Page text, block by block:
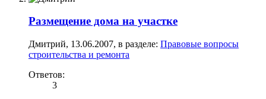
Размещение дома на участке
Дмитрий, 13.06.2007, в разделе: Правовые вопросы
строительства и ремонта
Ответов:
3